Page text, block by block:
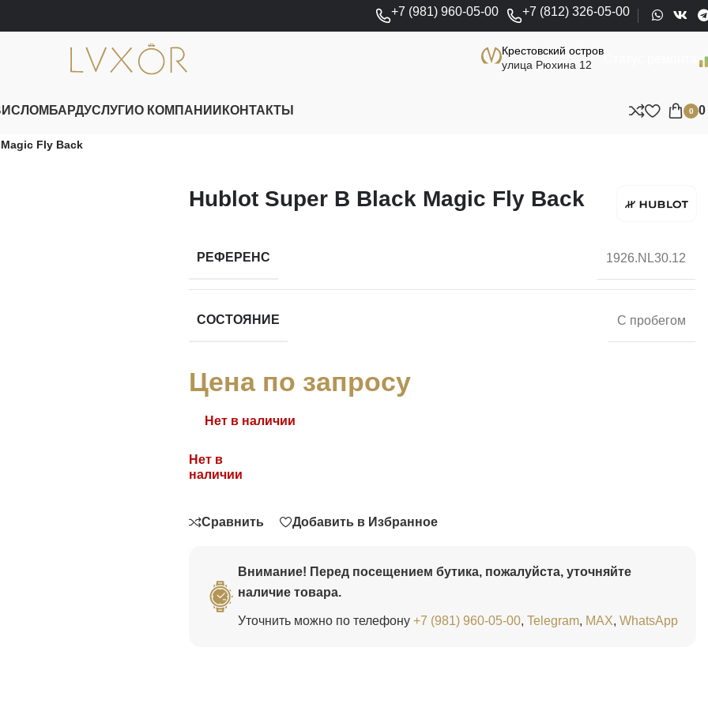
+7 (981) 960-05-00 +7 (812) 326-05-00
Крестовский остров
улица Рюхина 12
ЛОМБАРДУСЛУГИО КОМПАНИИ КОНТАКТЫ 0 0
Fly Back
Hublot Super B Black Magic Fly Back
РЕФЕРЕНС 1926.NL30.12
СОСТОЯНИЕ С пробегом
Цена по запросу
Нет в наличии
Нет в
наличии
Сравнить Добавить в Избранное
Внимание! Перед посещением бутика, пожалуйста, уточняйте
наличие товара.
Уточнить можно по телефону +7 (981) 960-05-00, Telegram, MAX, WhatsApp